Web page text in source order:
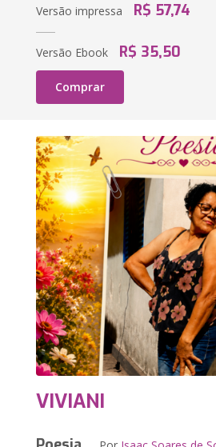
Versão impressa R$ 57,74
Versão Ebook R$ 35,50
Comprar
VIVIANI